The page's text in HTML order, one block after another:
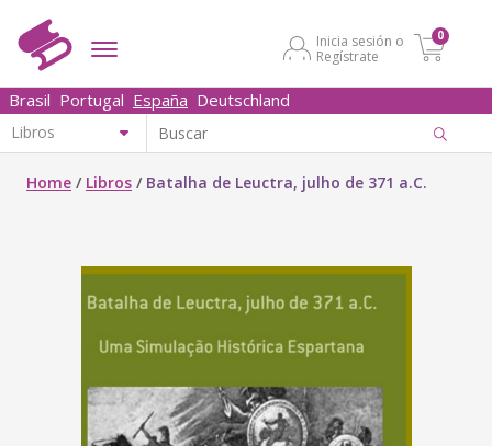
Inicia sesión o
Regístrate
0
Brasil Portugal España Deutschland
Home / Libros / Batalha de Leuctra, julho de 371 a.C.